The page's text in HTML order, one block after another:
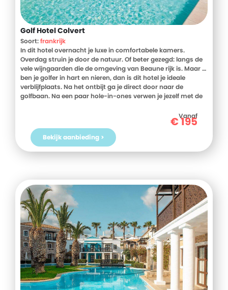
Golf Hotel Colvert
Soort:frankrijk
In dit hotel overnacht je luxe in comfortabele kamers.
Overdag struin je door de natuur. Of beter gezegd: langs de
vele wijngaarden die de omgeving van Beaune rijk is. Maar …
ben je golfer in hart en nieren, dan is dit hotel je ideale
verblijfplaats. Na het ontbijt ga je direct door naar de
golfbaan. Na een paar hole-in-ones verwen je jezelf met de
winkelstraten van de stad. Ook leuk om te doen tijdens je
vakantie Frankrijk: huur een fiets in het hotel en verken de
wijngaardroute of de La Voie du Tacot Beauneroute. Meer
ontspanning? Rol je handdoek dan uit op een van de
ligbedden aan het zwembad.
Vanaf
€195
Bekijk aanbieding >